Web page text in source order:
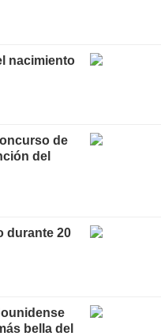
nacimiento
de
del
durante 20
bella del